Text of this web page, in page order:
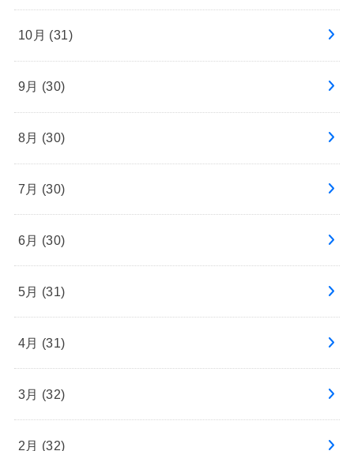
10月 (31)
9月 (30)
8月 (30)
7月 (30)
6月 (30)
5月 (31)
4月 (31)
3月 (32)
2月 (32)